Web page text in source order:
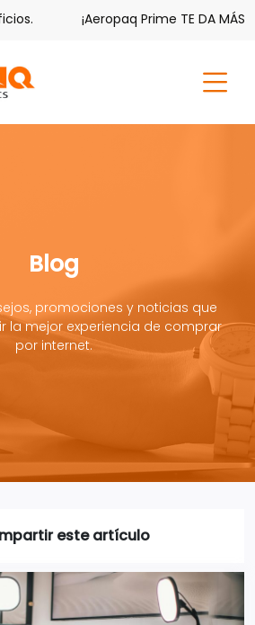
¡Aeropaq Prime TE DA MÁS!
Blog
promociones y noticias que
la mejor experiencia de comprar
por internet.
este artículo